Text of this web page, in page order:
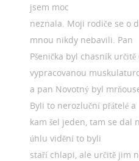
jsem moc
neznala. Moji rodiče se o
mnou nikdy nebavili. Pan
Pšenička byl chasník
vypracovanou
a pan Novotný byl
Byli to nerozluční přátelé a
kam šel jeden, tam se dal
úhlu vidění to byli
staří chlapi, ale určitě jim